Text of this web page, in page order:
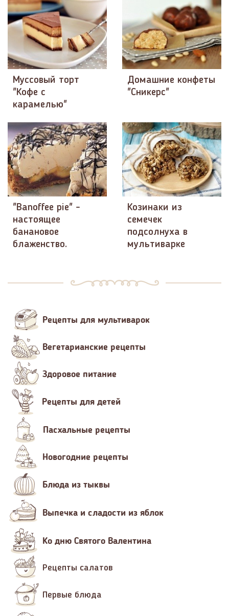
Муссовый торт
"Кофе с
карамелью"
Домашние конфеты
"Сникерс"
"Banoffee pie" -
настоящее
банановое
блаженство.
Козинаки из
семечек
подсолнуха в
мультиварке
Рецепты для мультиварок
Вегетарианские рецепты
Здоровое питание
Рецепты для детей
Пасхальные рецепты
Новогодние рецепты
Блюда из тыквы
Выпечка и сладости из яблок
Ко дню Святого Валентина
Рецепты салатов
Первые блюда